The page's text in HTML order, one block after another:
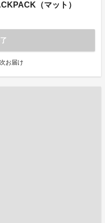
（マット）
お届け